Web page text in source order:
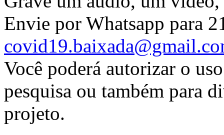
Envie por Whatsapp para
Você poderá autorizar o
pesquisa ou também para
projeto.